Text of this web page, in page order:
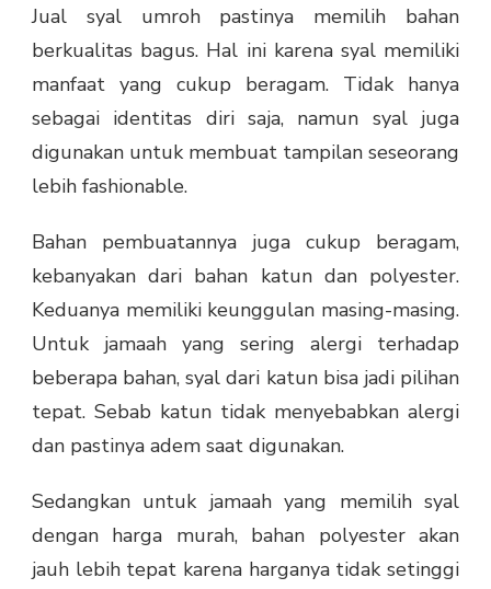
Jual syal umroh pastinya memilih bahan
berkualitas bagus. Hal ini karena syal memiliki
manfaat yang cukup beragam. Tidak hanya
sebagai identitas diri saja, namun syal juga
digunakan untuk membuat tampilan seseorang
lebih fashionable.
Bahan pembuatannya juga cukup beragam,
kebanyakan dari bahan katun dan polyester.
Keduanya memiliki keunggulan masing-masing.
Untuk jamaah yang sering alergi terhadap
beberapa bahan, syal dari katun bisa jadi pilihan
tepat. Sebab katun tidak menyebabkan alergi
dan pastinya adem saat digunakan.
Sedangkan untuk jamaah yang memilih syal
dengan harga murah, bahan polyester akan
jauh lebih tepat karena harganya tidak setinggi